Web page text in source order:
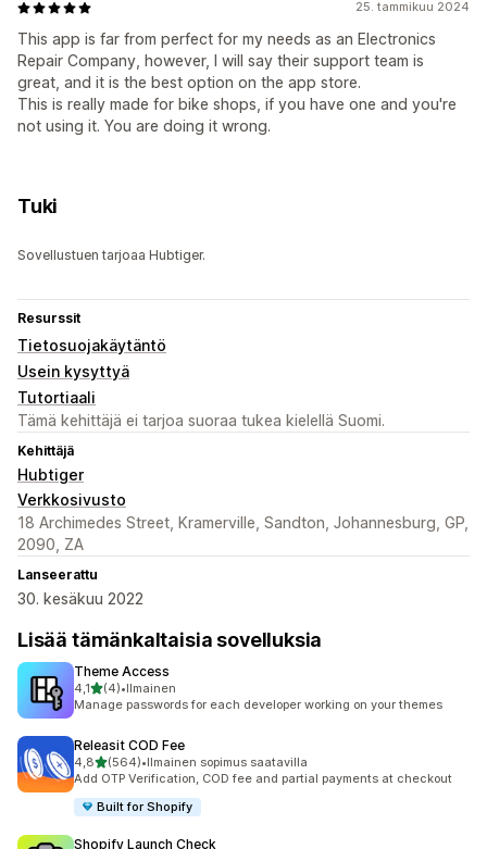
25. tammikuu 2024
This app is far from perfect for my needs as an Electronics
Repair Company, however, I will say their support team is
great, and it is the best option on the app store.
This is really made for bike shops, if you have one and you're
not using it. You are doing it wrong.
Tuki
Sovellustuen tarjoaa Hubtiger.
Resurssit
Tietosuojakäytäntö
Usein kysyttyä
Tutortiaali
Tämä kehittäjä ei tarjoa suoraa tukea kielellä Suomi.
Kehittäjä
Hubtiger
Verkkosivusto
18 Archimedes Street, Kramerville, Sandton, Johannesburg, GP,
2090, ZA
Lanseerattu
30. kesäkuu 2022
Lisää tämänkaltaisia sovelluksia
Theme Access
4,1/ 5 tähteä
(4)
4 arvostelua yhteensä
•Ilmainen
Manage passwords for each developer working on your themes
Releasit COD Fee
4,8/ 5 tähteä
(564)
564 arvostelua yhteensä
•Ilmainen sopimus saatavilla
Add OTP Verification, COD fee and partial payments at checkout
Built for Shopify
Shopify Launch Check